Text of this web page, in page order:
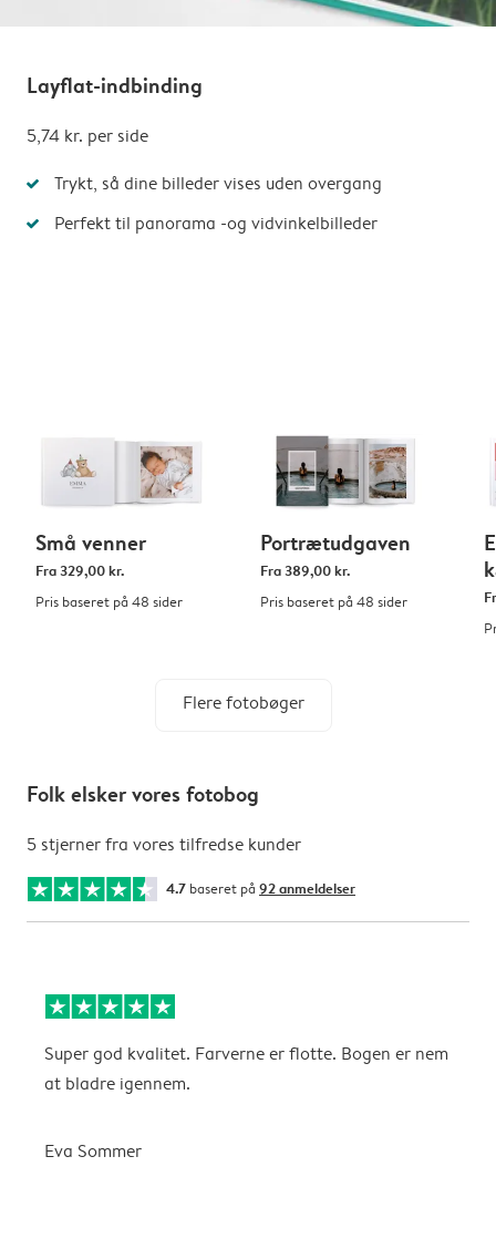
Layflat-indbinding
5,74 kr. per side
Trykt, så dine billeder vises uden overgang
Perfekt til panorama -og vidvinkelbilleder
Små venner
Fra329,00 kr.
Pris baseret på 48 sider
Portrætudgaven
Fra389,00 kr.
Pris baseret på 48 sider
Flere fotobøger
Folk elsker vores fotobog
5 stjerner fra vores tilfredse kunder
4.7 baseret på 92 anmeldelser
Super god kvalitet. Farverne er flotte. Bogen er nem
at bladre igennem.
Eva Sommer